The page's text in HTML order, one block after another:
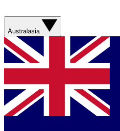
Australasia